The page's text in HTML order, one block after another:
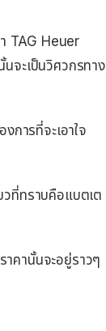
TAG Heuer
จะเป็นวิศวกรทาง
ารที่จะเอาใจ
ที่ทราบคือแบตเต
คานั้นจะอยู่ราวๆ